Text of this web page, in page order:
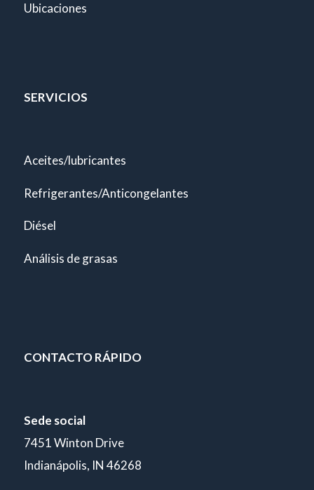
Ubicaciones
SERVICIOS
Aceites/lubricantes
Refrigerantes/Anticongelantes
Diésel
Análisis de grasas
CONTACTO RÁPIDO
Sede social
7451 Winton Drive
Indianápolis, IN 46268